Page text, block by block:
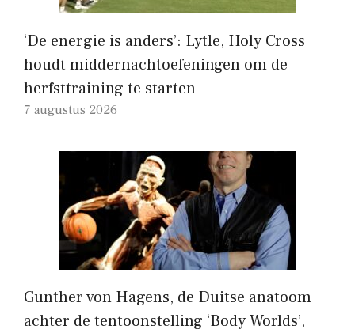
‘De energie is anders’: Lytle, Holy Cross
houdt middernachtoefeningen om de
herfsttraining te starten
7 augustus 2026
Gunther von Hagens, de Duitse anatoom
achter de tentoonstelling ‘Body Worlds’,